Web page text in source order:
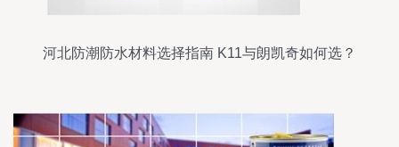
河北防潮防水材料选择指南 K11与朗凯奇如何选？